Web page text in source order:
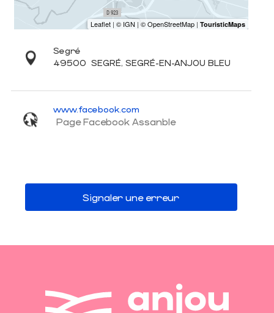
Segré
49500 SEGRÉ, SEGRÉ-EN-ANJOU BLEU
www.facebook.com
Page Facebook Assanble
Signaler une erreur